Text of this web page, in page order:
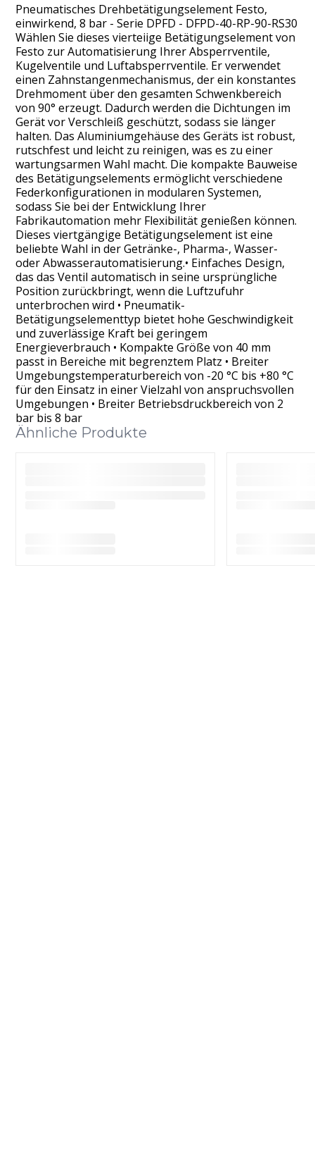
Pneumatisches Drehbetätigungselement Festo,
einwirkend, 8 bar - Serie DPFD - DFPD-40-RP-90-RS30
Wählen Sie dieses vierteiige Betätigungselement von
Festo zur Automatisierung Ihrer Absperrventile,
Kugelventile und Luftabsperrventile. Er verwendet
einen Zahnstangenmechanismus, der ein konstantes
Drehmoment über den gesamten Schwenkbereich
von 90° erzeugt. Dadurch werden die Dichtungen im
Gerät vor Verschleiß geschützt, sodass sie länger
halten. Das Aluminiumgehäuse des Geräts ist robust,
rutschfest und leicht zu reinigen, was es zu einer
wartungsarmen Wahl macht. Die kompakte Bauweise
des Betätigungselements ermöglicht verschiedene
Federkonfigurationen in modularen Systemen,
sodass Sie bei der Entwicklung Ihrer
Fabrikautomation mehr Flexibilität genießen können.
Dieses viertgängige Betätigungselement ist eine
beliebte Wahl in der Getränke-, Pharma-, Wasser-
oder Abwasserautomatisierung.• Einfaches Design,
das das Ventil automatisch in seine ursprüngliche
Position zurückbringt, wenn die Luftzufuhr
unterbrochen wird • Pneumatik-
Betätigungselementtyp bietet hohe Geschwindigkeit
und zuverlässige Kraft bei geringem
Energieverbrauch • Kompakte Größe von 40 mm
passt in Bereiche mit begrenztem Platz • Breiter
Umgebungstemperaturbereich von -20 °C bis +80 °C
für den Einsatz in einer Vielzahl von anspruchsvollen
Umgebungen • Breiter Betriebsdruckbereich von 2
bar bis 8 bar
Ähnliche Produkte